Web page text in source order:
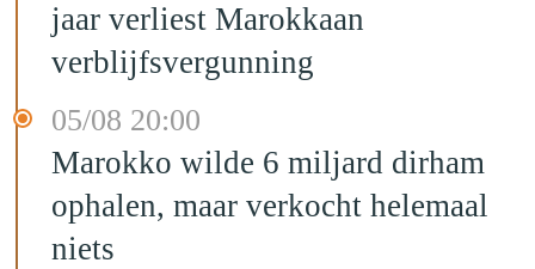
jaar verliest Marokkaan
verblijfsvergunning
05/08 20:00
Marokko wilde 6 miljard dirham
ophalen, maar verkocht helemaal
niets